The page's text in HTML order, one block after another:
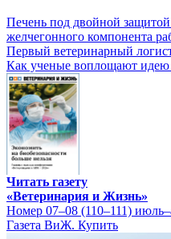
Печень под двойной
желчегонного компонента
Первый ветеринарный
Как ученые воплощают идею
Читать газету
«Ветеринария и Жизнь»
Номер 07–08 (110–111)
Газета ВиЖ. Купить